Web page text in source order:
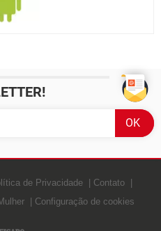
de Privacidade
Contato
Configuração de cookies